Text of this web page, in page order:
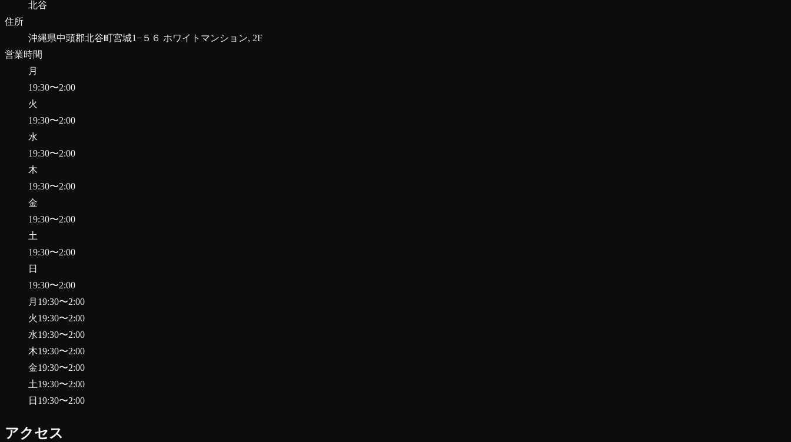
北谷
住所
沖縄県中頭郡北谷町宮城1−５６ ホワイトマンション, 2F
営業時間
月
19:30〜2:00
火
19:30〜2:00
水
19:30〜2:00
木
19:30〜2:00
金
19:30〜2:00
土
19:30〜2:00
日
19:30〜2:00
月 19:30〜2:00
火19:30〜2:00
水19:30〜2:00
木19:30〜2:00
金19:30〜2:00
土19:30〜2:00
日 19:30〜2:00
アクセス